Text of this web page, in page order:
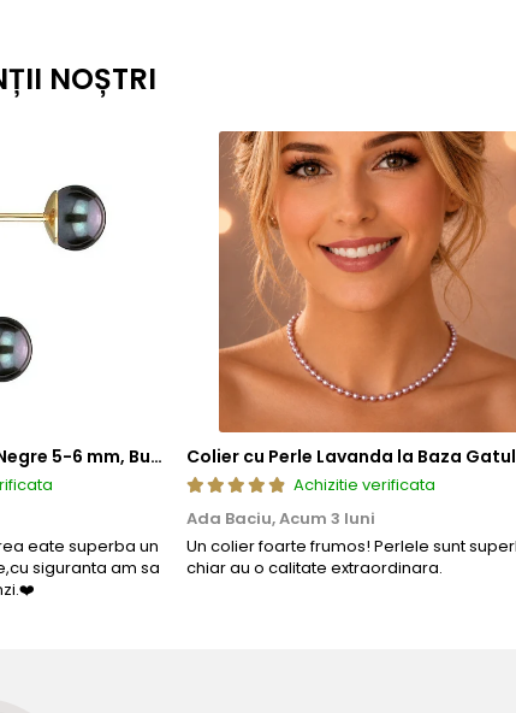
fiecare piesa ramane nu doar eleganta, ci si sigura si
NOȘTRI
Cercei Perle Naturale Negre 5-6 mm, Buton AAA, Aur 14K (aur 585), Tip Șurub | KASKADDA®
eate superba un
siguranta am sa
Achizitie verificata
Ada Baciu,Acum 3 luni
Un colier foarte frumos! Perlele sunt
chiar au o calitate extraordinara.